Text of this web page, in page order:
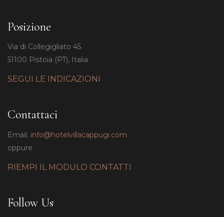
Posizione
Via di Collegigliato 45
51100 Pistoia (PT), Italia
SEGUI LE INDICAZIONI
Contattaci
Email: info@hotelvillacappugi.com
oppure
RIEMPI IL MODULO CONTATTI
Follow Us